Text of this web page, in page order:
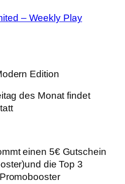
– Weekly Play
Edition
des Monat findet
einen 5€ Gutschein
die Top 3